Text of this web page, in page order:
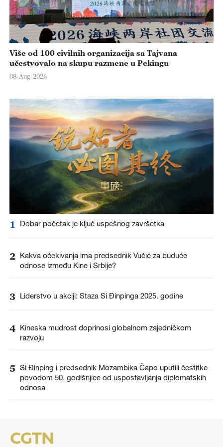
Više od 100 civilnih organizacija sa Tajvana
učestvovalo na skupu razmene u Pekingu
08-Aug-2026
1 Dobar početak je ključ uspešnog završetka
2 Kakva očekivanja ima predsednik Vučić za buduće
odnose između Kine i Srbije?
3 Liderstvo u akciji: Staza Si Đinpinga 2025. godine
4 Kineska mudrost doprinosi globalnom zajedničkom
razvoju
5 Si Đinping i predsednik Mozambika Čapo uputili čestitke
povodom 50. godišnjice od uspostavljanja diplomatskih
odnosa